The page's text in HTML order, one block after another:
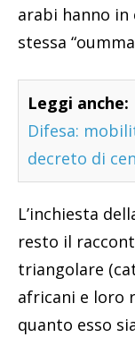
arabi hanno in
stessa
Leggi anche:
Difesa:
decreto di
L’inchiesta
resto il
triangolare
africani e loro
quanto esso